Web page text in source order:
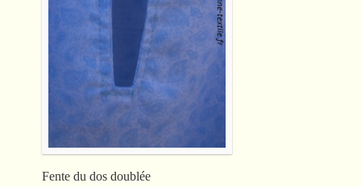
Fente du dos doublée